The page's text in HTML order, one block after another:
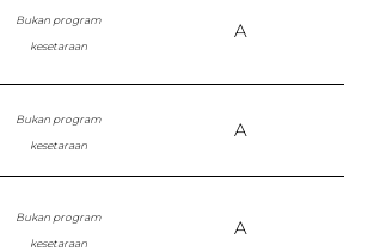
Bukan program
kesetaraan
A
Bukan program
kesetaraan
A
Bukan program
kesetaraan
A